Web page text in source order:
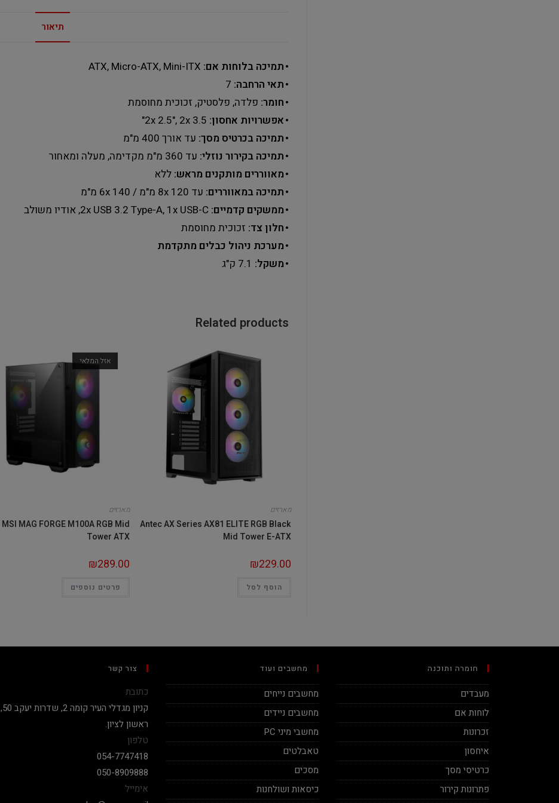
תיאור
• תמיכה בלוחות אם:
• תאי הרחבה:
• חומר: פלדה, פלסטיק, זכוכית מחוסמת
• אפשרויות אחסון:
• תמיכה בכרטיס מסך: עד אורך 400 מ"מ
• תמיכה בקירור נוזלי: עד 360 מ"מ מקדימה, מעלה ומאחור
• מאווררים מותקנים מראש: ללא
• תמיכה במאווררים: עד 8x ‎120 מ"מ / ‎6x ‎140 מ"מ
• ממשקים קדמיים:
• חלון צד: זכוכית מחוסמת
• מערכת ניהול כבלים מתקדמת
• משקל:
Related products
מארזים
Antec AX Series AX81 ELITE RGB Black
Mid Tower E-ATX
₪229.00
הוסף לסל
אזל המלאי
מארזים
MSI MAG FORGE M100A RGB Mid
Tower ATX
₪289.00
פרטים נוספים
חומרה ותוכנה
מעבדים
לוחות אם
זכרונות
איחסון
כרטיסי מסך
פתרונות קירור
מחשבים ועוד
מחשבים נייחים
מחשבים ניידים
מחשבי מיני PC
טאבלטים
מסכים
כיסאות ושולחנות
צור קשר
כתובת
קניון מגדלי העיר קומה 2, שדרות יעקב 50,
ראשון לציון.
טלפון
054-7747418
050-8909888
אימייל